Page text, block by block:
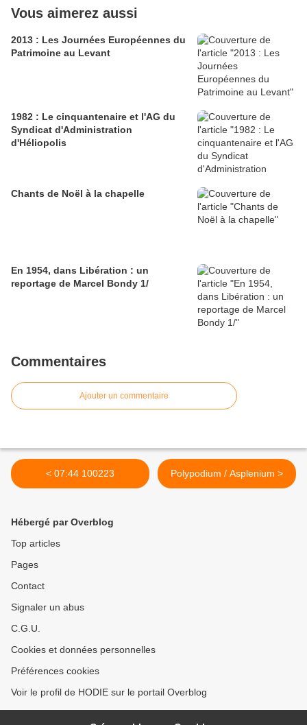
Vous aimerez aussi
2013 : Les Journées Européennes du
Patrimoine au Levant
1982 : Le cinquantenaire et l'AG du
Syndicat d'Administration
d'Héliopolis
Chants de Noël à la chapelle
En 1954, dans Libération : un
reportage de Marcel Bondy 1/
Commentaires
Ajouter un commentaire
< 07:44 100223 Polypodium / Asplenium >
Hébergé par Overblog
Top articles
Pages
Contact
Signaler un abus
C.G.U.
Cookies et données personnelles
Préférences cookies
Voir le profil de HODIE sur le portail Overblog